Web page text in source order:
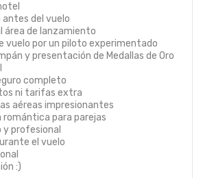
antes del vuelo
área de lanzamiento
vuelo por un piloto experimentado
y presentación de Medallas de Oro
completo
ni tarifas extra
aéreas impresionantes
romántica para parejas
profesional
el vuelo
:)